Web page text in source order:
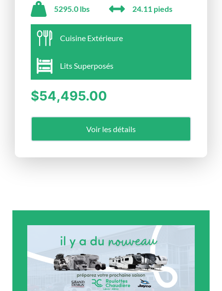
5295.0 lbs 24.11 pieds
Cuisine Extérieure
Lits Superposés
$54,495.00
Voir les détails